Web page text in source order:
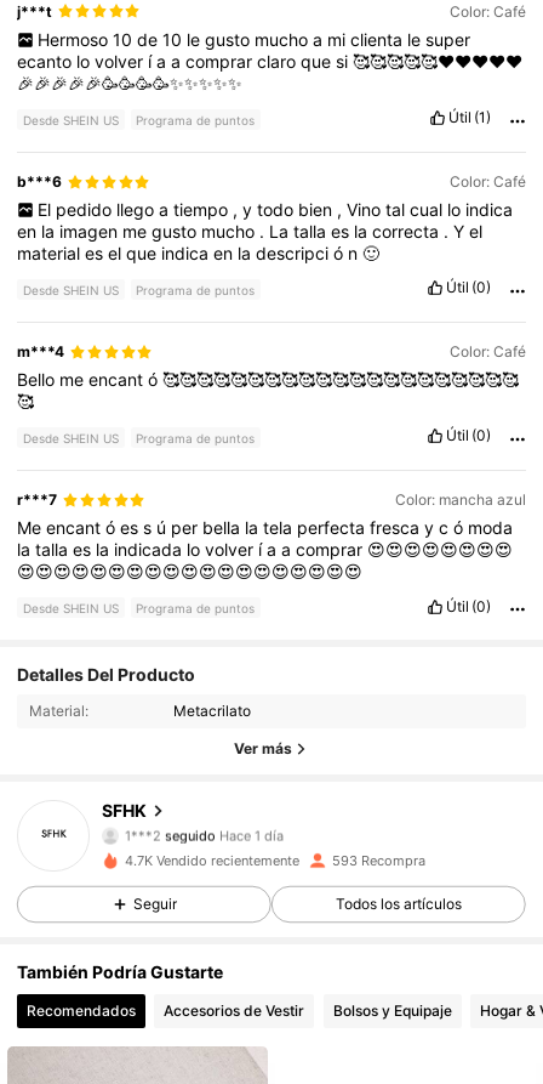
j***t Color: Café
Hermoso 10 de 10 le gusto mucho a mi clienta le super
ecanto lovolver íaacomprarclaroquesi🥰🥰🥰🥰🥰❤️❤️❤️❤️❤️
🎉🎉🎉🎉🎉🥳🥳🥳🥳✨✨✨✨✨
Desde SHEIN US Programa de puntos Útil (1)
b***6 Color: Café
El pedido llego a tiempo , y todo bien , Vino tal cual lo indica
en la imagen megusto mucho . Latallaes lacorrecta .Yel
materialeselque indicaen ladescripció n🙂
Desde SHEIN US Programa de puntos Útil (0)
m***4 Color: Café
Bello meencantó🥰🥰🥰🥰🥰🥰🥰🥰🥰🥰🥰🥰🥰🥰🥰🥰🥰🥰🥰🥰🥰
🥰
Desde SHEIN US Programa de puntos Útil (0)
r***7 Color: mancha azul
Meencantóess ú per bella latela perfectafrescaycó moda
latallaes la indicada lovolver íaacomprar 😍😍😍😍😍😍😍😍
😍😍😍😍😍😍😍😍😍😍😍😍😍😍😍😍😍😍😍
Desde SHEIN US Programa de puntos Útil (0)
Detalles Del Producto
Material: Metacrilato
Ver más
SFHK
4.89 400 Seguidores
1***2 seguido Hace 1 día
4.89
400 Seguidores
400 Seguidores
4.89 400 Seguidores
4.7K Vendido recientemente 593 Recompra
Seguir Todos los artículos
También Podría Gustarte
Recomendados Accesorios de Vestir Bolsos y Equipaje Hogar &